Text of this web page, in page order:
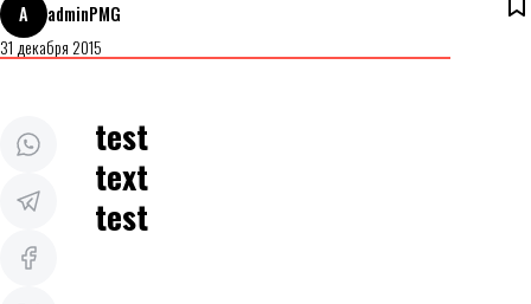
A
adminPMG
31 декабря 2015
test
text
test